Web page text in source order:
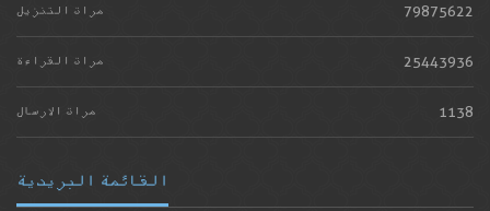
مرات التنزيل 79875622
مرات القراءة 25443936
مرات الارسال 1138
القائمة البريدية